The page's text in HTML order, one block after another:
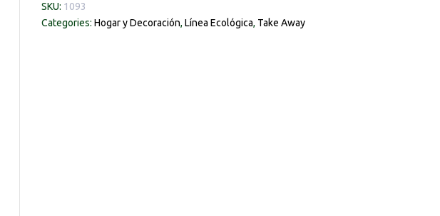
SKU: 1093
Categories: Hogar y Decoración, Línea Ecológica, Take Away